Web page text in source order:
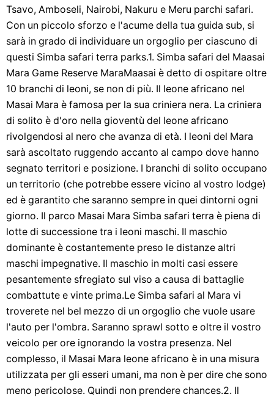
Tsavo, Amboseli, Nairobi, Nakuru e Meru parchi safari.
Con un piccolo sforzo e l'acume della tua guida sub, si
sarà in grado di individuare un orgoglio per ciascuno di
questi Simba safari terra parks.1. Simba safari del Maasai
Mara Game Reserve MaraMaasai è detto di ospitare oltre
10 branchi di leoni, se non di più. Il leone africano nel
Masai Mara è famosa per la sua criniera nera. La criniera
di solito è d'oro nella gioventù del leone africano
rivolgendosi al nero che avanza di età. I leoni del Mara
sarà ascoltato ruggendo accanto al campo dove hanno
segnato territori e posizione. I branchi di solito occupano
un territorio (che potrebbe essere vicino al vostro lodge)
ed è garantito che saranno sempre in quei dintorni ogni
giorno. Il parco Masai Mara Simba safari terra è piena di
lotte di successione tra i leoni maschi. Il maschio
dominante è costantemente preso le distanze altri
maschi impegnative. Il maschio in molti casi essere
pesantemente sfregiato sul viso a causa di battaglie
combattute e vinte prima.Le Simba safari al Mara vi
troverete nel bel mezzo di un orgoglio che vuole usare
l'auto per l'ombra. Saranno sprawl sotto e oltre il vostro
veicolo per ore ignorando la vostra presenza. Nel
complesso, il Masai Mara leone africano è in una misura
utilizzata per gli esseri umani, ma non è per dire che sono
meno pericolose. Quindi non prendere chances.2. Il